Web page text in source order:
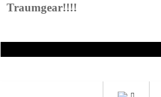
Traumgear!!!!